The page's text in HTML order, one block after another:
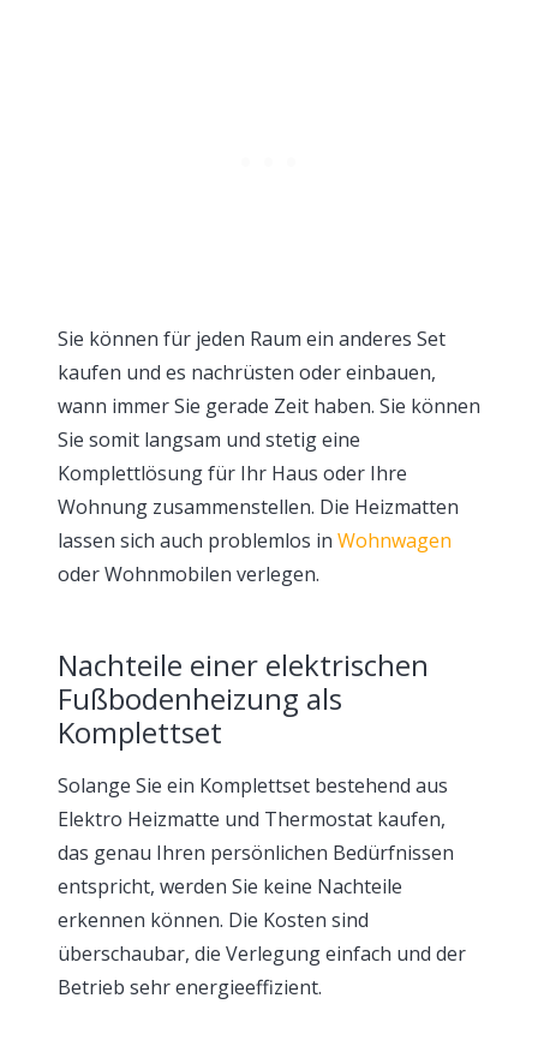
Sie können für jeden Raum ein anderes Set
kaufen und es nachrüsten oder einbauen,
wann immer Sie gerade Zeit haben. Sie können
Sie somit langsam und stetig eine
Komplettlösung für Ihr Haus oder Ihre
Wohnung zusammenstellen. Die Heizmatten
lassen sich auch problemlos in Wohnwagen
oder Wohnmobilen verlegen.
Nachteile einer elektrischen
Fußbodenheizung als
Komplettset
Solange Sie ein Komplettset bestehend aus
Elektro Heizmatte und Thermostat kaufen,
das genau Ihren persönlichen Bedürfnissen
entspricht, werden Sie keine Nachteile
erkennen können. Die Kosten sind
überschaubar, die Verlegung einfach und der
Betrieb sehr energieeffizient.